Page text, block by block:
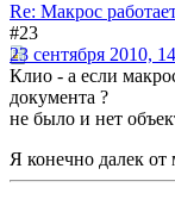
Re: Макрос
#23
23 сентября 2010,
Клио - а если
документа ?
не было и нет
Я конечно далек